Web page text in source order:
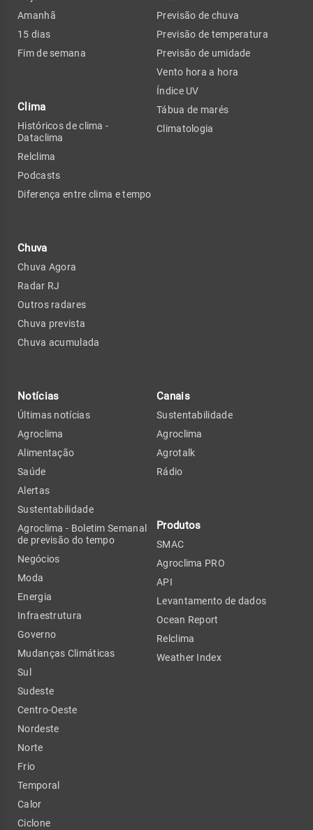
Amanhã
15 dias
Fim de semana
Clima
Históricos de clima -
Dataclima
Relclima
Podcasts
Diferença entre clima e tempo
Chuva
Chuva Agora
Radar RJ
Outros radares
Chuva prevista
Chuva acumulada
Previsão de chuva
Previsão de temperatura
Previsão de umidade
Vento hora a hora
Índice UV
Tábua de marés
Climatologia
Notícias
Últimas notícias
Agroclima
Alimentação
Saúde
Alertas
Sustentabilidade
Agroclima - Boletim Semanal
de previsão do tempo
Negócios
Moda
Energia
Infraestrutura
Governo
Mudanças Climáticas
Sul
Sudeste
Centro-Oeste
Nordeste
Norte
Frio
Temporal
Calor
Ciclone
Canais
Sustentabilidade
Agroclima
Agrotalk
Rádio
Produtos
SMAC
Agroclima PRO
API
Levantamento de dados
Ocean Report
Relclima
Weather Index